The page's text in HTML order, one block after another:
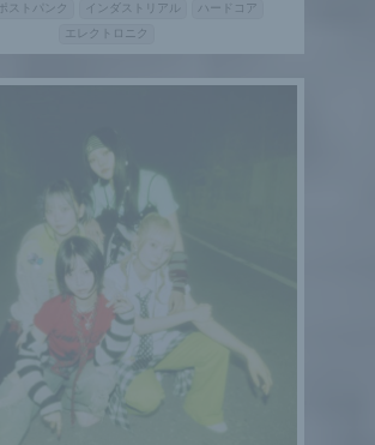
ポストパンク インダストリアル
ハードコア
エレクトロニク